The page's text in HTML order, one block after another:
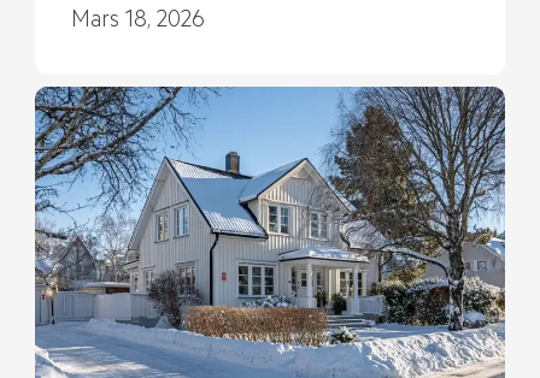
Mars 18, 2026